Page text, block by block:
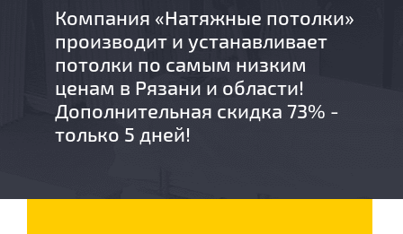
Компания «Натяжные потолки»
производит и устанавливает
потолки по самым низким
ценам в Рязани и области!
Дополнительная скидка 73% -
только 5 дней!